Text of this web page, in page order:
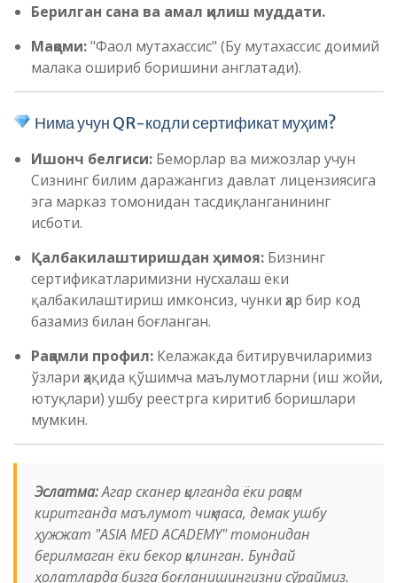
Берилган сана ва амал қилиш муддати.
Мақоми:"Фаол мутахассис" (Бу мутахассис доимий
малака ошириб боришини англатади).
Нима учун QR-кодли сертификат муҳим?
Ишонч белгиси: Беморлар ва мижозлар учун
Сизнинг билим даражангиз давлат лицензиясига
эга марказ томонидан тасдиқланганининг
исботи.
Қалбакилаштиришдан ҳимоя: Бизнинг
сертификатларимизни нусхалаш ёки
қалбакилаштириш имконсиз, чунки ҳар бир код
базамиз билан боғланган.
Рақамли профил: Келажакда битирувчиларимиз
ўзлари ҳақида қўшимча маълумотларни (иш жойи,
ютуқлари) ушбу реестрга киритиб боришлари
мумкин.
Эслатма:Агар сканер қилганда ёки рақам
киритганда маълумот чиқмаса, демак ушбу
ҳужжат "ASIA MED ACADEMY" томонидан
берилмаган ёки бекор қилинган. Бундай
ҳолатларда бизга боғланишингизни сўраймиз.